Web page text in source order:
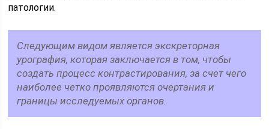
патологии.
Следующим видом является экскреторная
урография, которая заключается в том, чтобы
создать процесс контрастирования, за счет чего
наиболее четко проявляются очертания и
границы исследуемых органов.